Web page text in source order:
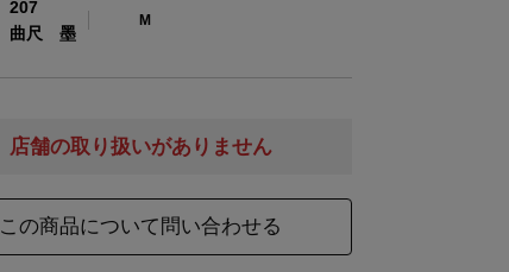
薄茶：毛46%・麻38%・綿16%
金具：真鍮
207
曲尺 墨
M
この商品について問い合わせる
店舗の取り扱いがありません